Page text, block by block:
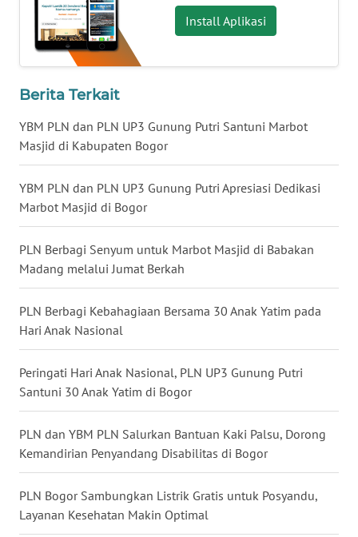
Install Aplikasi
Berita Terkait
YBM PLN dan PLN UP3 Gunung Putri Santuni Marbot
Masjid di Kabupaten Bogor
YBM PLN dan PLN UP3 Gunung Putri Apresiasi Dedikasi
Marbot Masjid di Bogor
PLN Berbagi Senyum untuk Marbot Masjid di Babakan
Madang melalui Jumat Berkah
PLN Berbagi Kebahagiaan Bersama 30 Anak Yatim pada
Hari Anak Nasional
Peringati Hari Anak Nasional, PLN UP3 Gunung Putri
Santuni 30 Anak Yatim di Bogor
PLN dan YBM PLN Salurkan Bantuan Kaki Palsu, Dorong
Kemandirian Penyandang Disabilitas di Bogor
PLN Bogor Sambungkan Listrik Gratis untuk Posyandu,
Layanan Kesehatan Makin Optimal
WN
SULSEL
WN
WN
SULUT
WN
MALUKU
WN
DAIRI
DANAU
TOBA
WN
NIAS
WN
LANGKAT